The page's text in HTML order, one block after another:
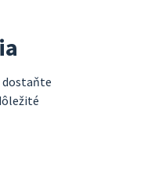
dostaňte